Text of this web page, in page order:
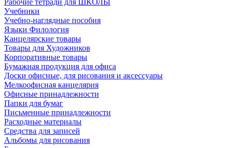
Рабочие тетради для ШКОЛЫ
Учебники
Учебно-наглядные пособия
Языки Филология
Канцелярские товары
Товары для Художников
Корпоративные товары
Бумажная продукция для офиса
Доски офисные, для рисования и аксессуары
Мелкоофисная канцелярия
Офисные принадлежности
Папки для бумаг
Письменные принадлежности
Расходные материалы
Средства для записей
Альбомы для рисования